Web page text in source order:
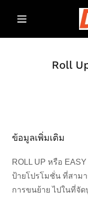
Roll
ข้อมูลเพิ่มเติม
ROLL UP หรือ
ป้ายโปรโมชั่น ที่สาม
การขนย้าย ไปในที่จั